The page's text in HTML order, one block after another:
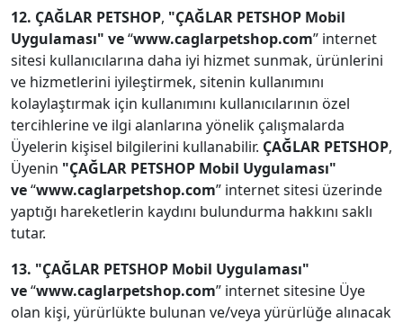
12. ÇAĞLAR PETSHOP, "ÇAĞLAR PETSHOP Mobil
Uygulaması" ve“www.caglarpetshop.com” internet
sitesi kullanıcılarına daha iyi hizmet sunmak, ürünlerini
ve hizmetlerini iyileştirmek, sitenin kullanımını
kolaylaştırmak için kullanımını kullanıcılarının özel
tercihlerine ve ilgi alanlarına yönelik çalışmalarda
Üyelerin kişisel bilgilerini kullanabilir. ÇAĞLAR PETSHOP,
Üyenin "ÇAĞLAR PETSHOP Mobil Uygulaması"
ve“www.caglarpetshop.com” internet sitesi üzerinde
yaptığı hareketlerin kaydını bulundurma hakkını saklı
tutar.
13. "ÇAĞLAR PETSHOP Mobil Uygulaması"
ve“www.caglarpetshop.com” internet sitesine Üye
olan kişi, yürürlükte bulunan ve/veya yürürlüğe alınacak